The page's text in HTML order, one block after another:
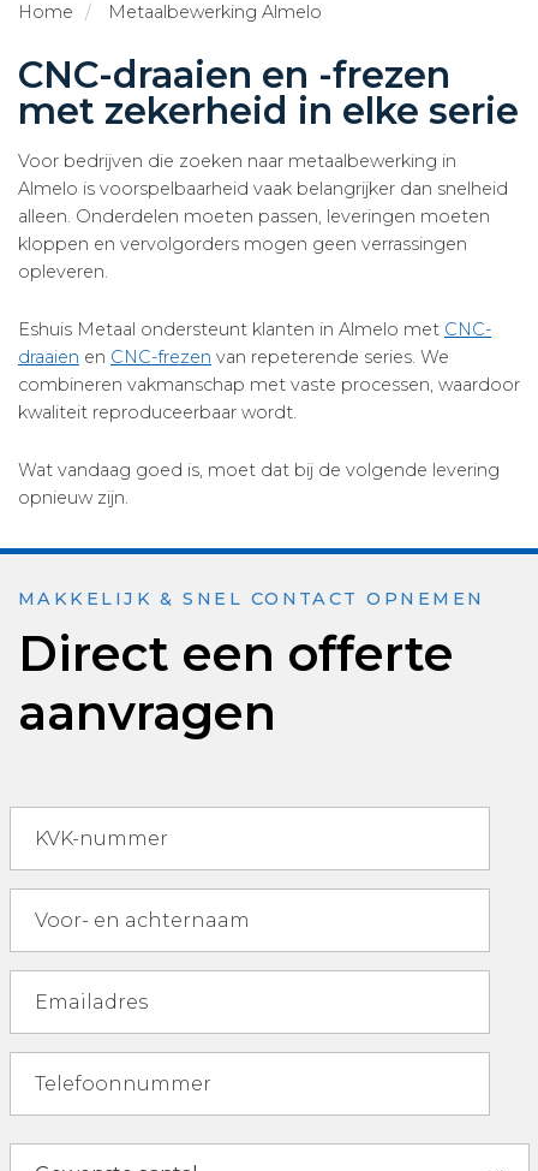
Home Metaalbewerking Almelo
CNC-draaien en -frezen
met zekerheid in elke serie
Voor bedrijven die zoeken naar metaalbewerking in
Almelo is voorspelbaarheid vaak belangrijker dan snelheid
alleen. Onderdelen moeten passen, leveringen moeten
kloppen en vervolgorders mogen geen verrassingen
opleveren.
Eshuis Metaal ondersteunt klanten in Almelo met CNC-
draaien en CNC-frezen van repeterende series. We
combineren vakmanschap met vaste processen, waardoor
kwaliteit reproduceerbaar wordt.
Wat vandaag goed is, moet dat bij de volgende levering
opnieuw zijn.
MAKKELIJK & SNEL CONTACT OPNEMEN
Direct een offerte
aanvragen